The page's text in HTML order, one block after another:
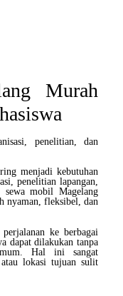
Murah
penelitian, dan
menjadi kebutuhan
penelitian lapangan,
sewa mobil Magelang
nyaman, fleksibel, dan
, perjalanan ke berbagai
dapat dilakukan tanpa
Hal ini sangat
lokasi tujuan sulit